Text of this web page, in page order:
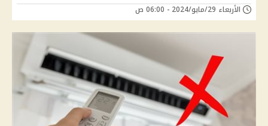
الأربعاء 29/مايو/2024 - 06:00 ص